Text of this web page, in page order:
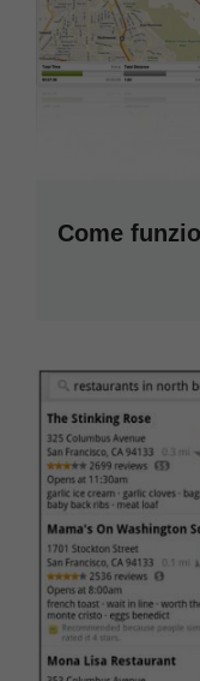
Come